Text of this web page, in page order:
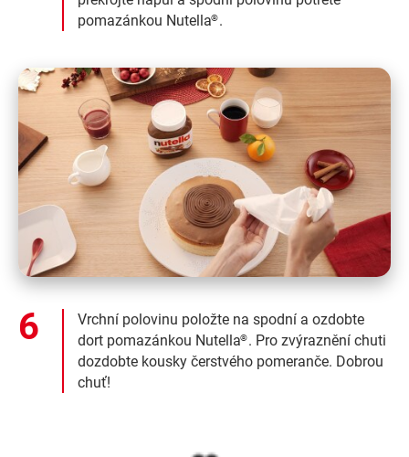
pomazánkou Nutella®.
Vrchní polovinu položte na spodní a ozdobte
dort pomazánkou Nutella®. Pro zvýraznění chuti
dozdobte kousky čerstvého pomeranče. Dobrou
chuť!